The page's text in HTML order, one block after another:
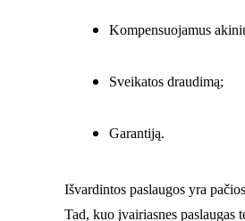
Kompensuojamus
Sveikatos draudimą;
Garantiją.
Išvardintos paslaugos yra
Tad, kuo įvairiasnes paslaugas